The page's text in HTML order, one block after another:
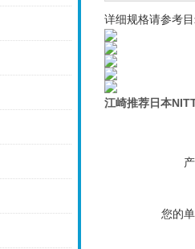
详细规格请参考
江崎推荐日本
您的